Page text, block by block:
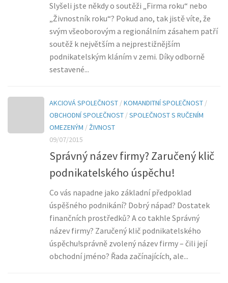
Slyšeli jste někdy o soutěži „Firma roku“ nebo
„Živnostník roku“? Pokud ano, tak jistě víte, že
svým všeoborovým a regionálním zásahem patří
soutěž k největším a nejprestižnějším
podnikatelským kláním v zemi. Díky odborně
sestavené...
AKCIOVÁ SPOLEČNOST /KOMANDITNÍ SPOLEČNOST /
OBCHODNÍ SPOLEČNOST /SPOLEČNOST S RUČENÍM
OMEZENÝM /ŽIVNOST
09/07/2015
Správný název firmy? Zaručený klič
podnikatelského úspěchu!
Co vás napadne jako základní předpoklad
úspěšného podnikání? Dobrý nápad? Dostatek
finančních prostředků? A co takhle Správný
název firmy? Zaručený klič podnikatelského
úspěchu!správně zvolený název firmy – čili její
obchodní jméno? Řada začínajících, ale...